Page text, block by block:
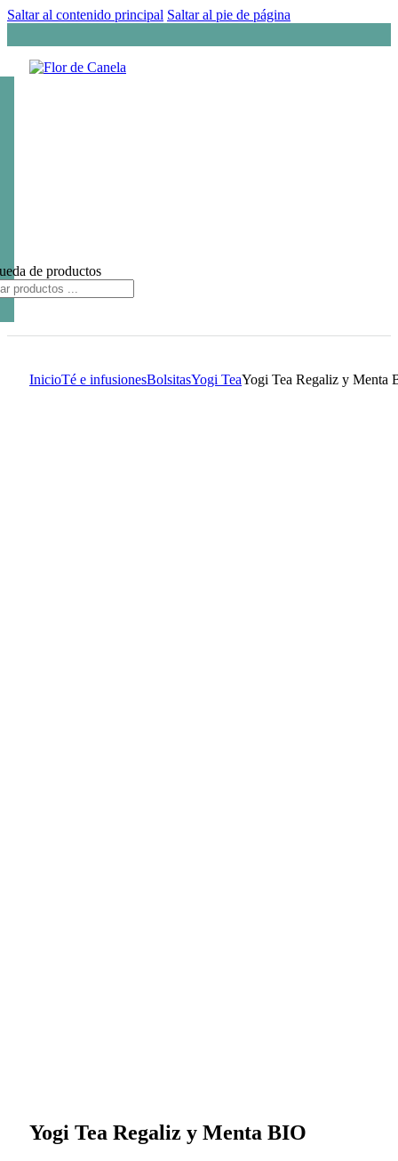
Saltar al contenido principal Saltar al pie de página
de productos
InicioTé e infusionesBolsitasYogi TeaYogi Tea Regaliz y Menta
Yogi Tea Regaliz y Menta BIO